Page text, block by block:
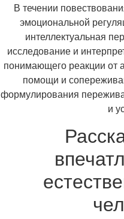
В течении
эмоциональной
интеллектуальная
исследование и
понимающего реакции от
помощи и
формулирования
и